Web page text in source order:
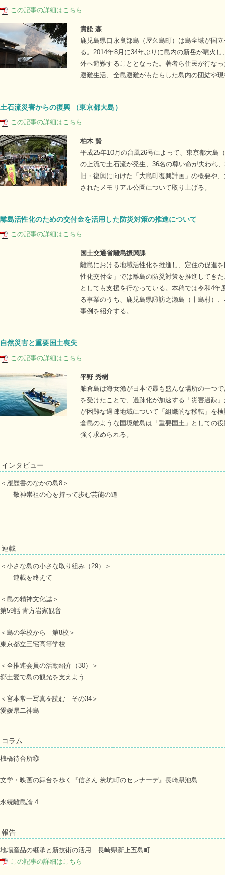
この記事の詳細はこちら
貴舩 森
鹿児島県口永良部島（屋久島町）は島全域が国
る。2014年8月に34年ぶりに島内の新岳が噴火
外へ避難することとなった。著者ら住民が行な
避難生活、全島避難がもたらした島内の団結や
土石流災害からの復興 （東京都大島）
この記事の詳細はこちら
柏木 賢
平成25年10月の台風26号によって、東京都大島
の上流で土石流が発生、36名の尊い命が失われ
旧・復興に向けた「大島町復興計画」の概要や
されたメモリアル公園について取り上げる。
離島活性化のための交付金を活用した防災対策の推進について
この記事の詳細はこちら
国土交通省離島振興課
離島における地域活性化を推進し、定住の促進
性化交付金」では離島の防災対策を推進してき
としても支援を行なっている。本稿では令和4
る事業のうち、鹿児島県諏訪之瀬島（十島村）
事例を紹介する。
自然災害と重要国土喪失
この記事の詳細はこちら
平野 秀樹
舳倉島は海女漁が日本で最も盛んな場所の一つ
を受けたことで、過疎化が加速する「災害過疎
が困難な過疎地域について「組織的な移転」を
倉島のような国境離島は「重要国土」としての
強く求められる。
インタビュー
＜履歴書のなかの島8＞
敬神崇祖の心を持って歩む芸能の道
連載
＜小さな島の小さな取り組み（29）＞
連載を終えて
＜島の精神文化誌＞
第59話 青方岩家観音
＜島の学校から 第8校＞
東京都立三宅高等学校
＜全推連会員の活動紹介（30）＞
郷土愛で島の観光を支えよう
＜宮本常一写真を読む その34＞
愛媛県二神島
コラム
桟橋待合所⑩
文学・映画の舞台を歩く『信さん 炭坑町のセレナーデ』長崎県池島
永続離島論 4
報告
地場産品の継承と新技術の活用 長崎県新上五島町
この記事の詳細はこちら